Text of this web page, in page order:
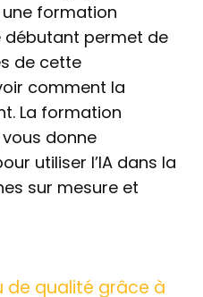
une formation
débutant permet de
de cette
comment la
La formation
donne
utiliser l’IA dans la
sur mesure et
de qualité grâce à